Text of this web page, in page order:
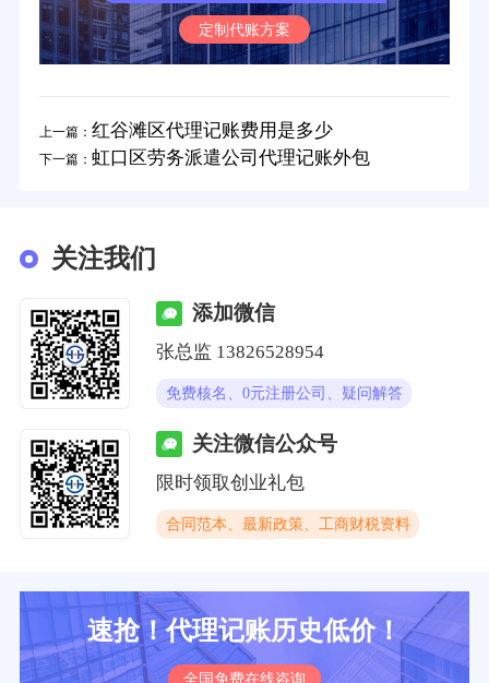
定制代账方案
上一篇： 红谷滩区代理记账费用是多少
下一篇： 虹口区劳务派遣公司代理记账外包
关注我们
添加微信
张总监 13826528954
免费核名、0元注册公司、疑问解答
关注微信公众号
限时领取创业礼包
合同范本、最新政策、工商财税资料
速抢！代理记账历史低价！
全国免费在线咨询